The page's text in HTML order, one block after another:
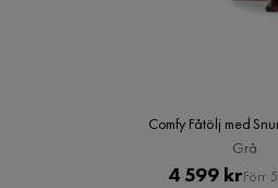
Comfy Fåtölj med
Grå
Pris
4 599 krFörr